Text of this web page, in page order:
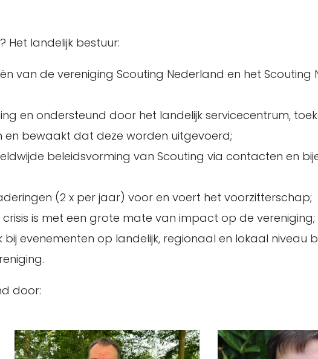
Het landelijk bestuur:
van de vereniging Scouting Nederland en het Scouting
en ondersteund door het landelijk servicecentrum,
bewaakt dat deze worden uitgevoerd;
beleidsvorming van Scouting via contacten en
(2 x per jaar) voor en voert het voorzitterschap;
is met een grote mate van impact op de vereniging;
evenementen op landelijk, regionaal en lokaal niveau
door: